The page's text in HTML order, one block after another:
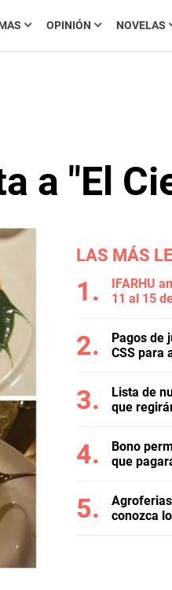
OPINIÓN NOVELAS
a "El
LAS MÁS
IFARHU
11 al 15
Pagos de
CSS para
Lista de
que
Bono
que
conozca